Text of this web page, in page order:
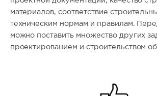
материалов, соответствие
техническим нормам и правилам.
можно поставить множество других
проектированием и строительством